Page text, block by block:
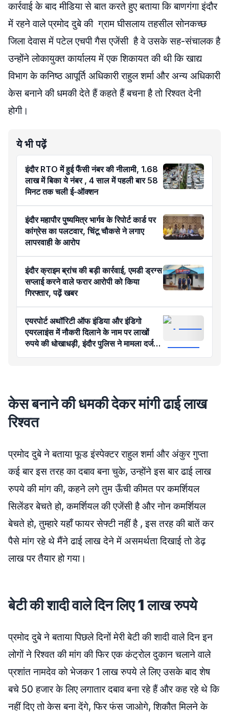
कार्रवाई के बाद मीडिया से बात करते हुए बताया कि बाणगंगा इंदौर
में रहने वाले प्रमोद दुबे की ग्राम घीसलाय तहसील सोनकच्छ
जिला देवास में पटेल एचपी गैस एजेंसी है वे उसके सह-संचालक है
उन्होंने लोकायुक्त कार्यालय में एक शिकायत की थी कि खाद्य
विभाग के कनिष्ठ आपूर्ति अधिकारी राहुल शर्मा और अन्य अधिकारी
केस बनाने की धमकी देते हैं कहते हैं बचना है तो रिश्वत देनी
होगी।
ये भी पढ़ें
इंदौर RTO में हुई फैंसी नंबर की नीलामी, 1.68
लाख में बिका ये नंबर , 4 साल में पहली बार 58
मिनट तक चली ई-ऑक्शन
इंदौर महापौर पुष्यमित्र भार्गव के रिपोर्ट कार्ड पर
कांग्रेस का पलटवार, चिंटू चौकसे ने लगाए
लापरवाही के आरोप
इंदौर क्राइम ब्रांच की बड़ी कार्रवाई, एमडी ड्रग्स
सप्लाई करने वाले फरार आरोपी को किया
गिरफ्तार, पढ़ें खबर
एयरपोर्ट अथॉरिटी ऑफ इंडिया और इंडिगो
एयरलाइंस में नौकरी दिलाने के नाम पर लाखों
रुपये की धोखाधड़ी, इंदौर पुलिस ने मामला दर्ज
किया
केस बनाने की धमकी देकर मांगी ढाई लाख
रिश्वत
प्रमोद दुबे ने बताया फूड इंस्पेक्टर राहुल शर्मा और अंकुर गुप्ता
कई बार इस तरह का दबाव बना चुके, उन्होंने इस बार ढाई लाख
रुपये की मांग की, कहने लगे तुम ऊँची कीमत पर कमर्शियल
सिलेंडर बेचते हो, कमर्शियल की एजेंसी है और नोन कमर्शियल
बेचते हो, तुम्हारे यहाँ फायर सेफ्टी नहीं है , इस तरह की बातें कर
पैसे मांग रहे थे मैंने ढाई लाख देने में असमर्थता दिखाई तो डेढ़
लाख पर तैयार हो गया।
बेटी की शादी वाले दिन लिए 1 लाख रुपये
प्रमोद दुबे ने बताया पिछले दिनों मेरी बेटी की शादी वाले दिन इन
लोगों ने रिश्वत की मांग की फिर एक कंट्रोल दुकान चलाने वाले
प्रशांत नामदेव को भेजकर 1 लाख रुपये ले लिए उसके बाद शेष
बचे 50 हजार के लिए लगातार दबाव बना रहे हैं और कह रहे थे कि
नहीं दिए तो केस बना देंगे, फिर फंस जाओगे, शिकौत मिलने के